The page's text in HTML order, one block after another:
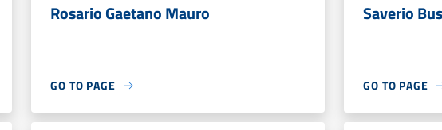
Rosario Gaetano Mauro
GO TO PAGE
Saverio
GO TO PAGE